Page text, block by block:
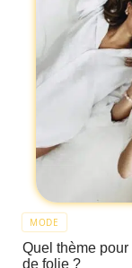
MODE
Quel thème
de folie ?